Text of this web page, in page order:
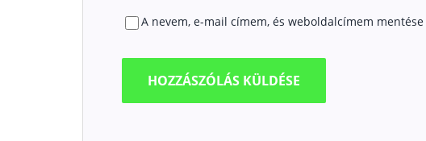
A nevem, e-mail címem, és weboldalcímem